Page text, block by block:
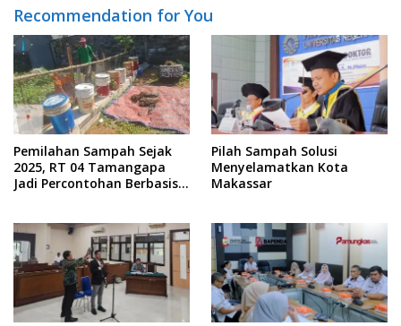
Recommendation for You
Pemilahan Sampah Sejak
2025, RT 04 Tamangapa
Jadi Percontohan Berbasis
Pilah Sampah Solusi
Menyelamatkan Kota
Makassar